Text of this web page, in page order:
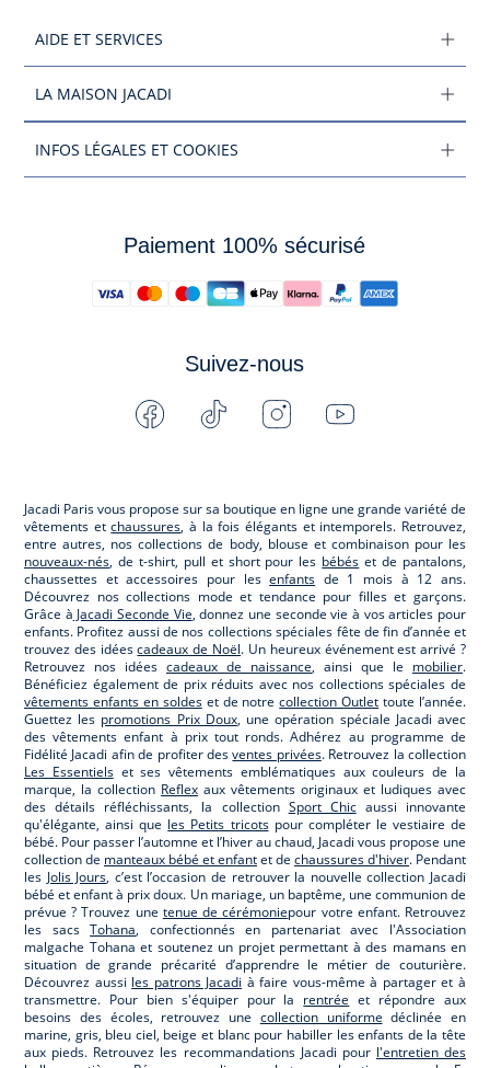
AIDE ET SERVICES
LA MAISON JACADI
INFOS LÉGALES ET COOKIES
Paiement 100% sécurisé
Suivez-nous
Facebook Tiktok InstagramYoutube
Jacadi Paris vous propose sur sa boutique en ligne une grande variété de
vêtements etchaussures, à la fois élégants et intemporels. Retrouvez,
entre autres, nos collections de body, blouse et combinaison pour les
nouveaux-nés, de t-shirt, pull et short pour les bébés et de pantalons,
chaussettes et accessoires pour lesenfants de 1 mois à 12 ans.
Découvrez nos collections mode et tendance pour filles et garçons.
Grâce à Jacadi Seconde Vie, donnez une seconde vie à vos articles pour
enfants. Profitez aussi de nos collections spéciales fête de fin d’année et
trouvez des idéescadeaux de Noël. Un heureux événement est arrivé ?
Retrouvez nos idées cadeaux de naissance, ainsi que le mobilier.
Bénéficiez également de prix réduits avec nos collections spéciales de
vêtements enfants en soldeset de notrecollection Outlet toute l’année.
Guettez les promotions Prix Doux, une opération spéciale Jacadi avec
des vêtements enfant à prix tout ronds. Adhérez au programme de
Fidélité Jacadi afin de profiter desventes privées. Retrouvez la collection
Les Essentielset ses vêtements emblématiques aux couleurs de la
marque, la collection Reflex aux vêtements originaux et ludiques avec
des détails réfléchissants, la collection Sport Chicaussi innovante
qu'élégante, ainsi que les Petits tricotspour compléter le vestiaire de
bébé. Pour passer l’automne et l’hiver au chaud, Jacadi vous propose une
collection de manteaux bébé et enfantet de chaussures d'hiver. Pendant
les Jolis Jours, c’est l’occasion de retrouver la nouvelle collection Jacadi
bébé et enfant à prix doux. Un mariage, un baptême, une communion de
prévue ? Trouvez une tenue de cérémoniepour votre enfant. Retrouvez
les sacsTohana, confectionnés en partenariat avec l'Association
malgache Tohana et soutenez un projet permettant à des mamans en
situation de grande précarité d’apprendre le métier de couturière.
Découvrez aussi les patrons Jacadi à faire vous-même à partager et à
transmettre. Pour bien s'équiper pour la rentrée et répondre aux
besoins des écoles, retrouvez une collection uniforme déclinée en
marine, gris, bleu ciel, beige et blanc pour habiller les enfants de la tête
aux pieds. Retrouvez les recommandations Jacadi pour l'entretien des